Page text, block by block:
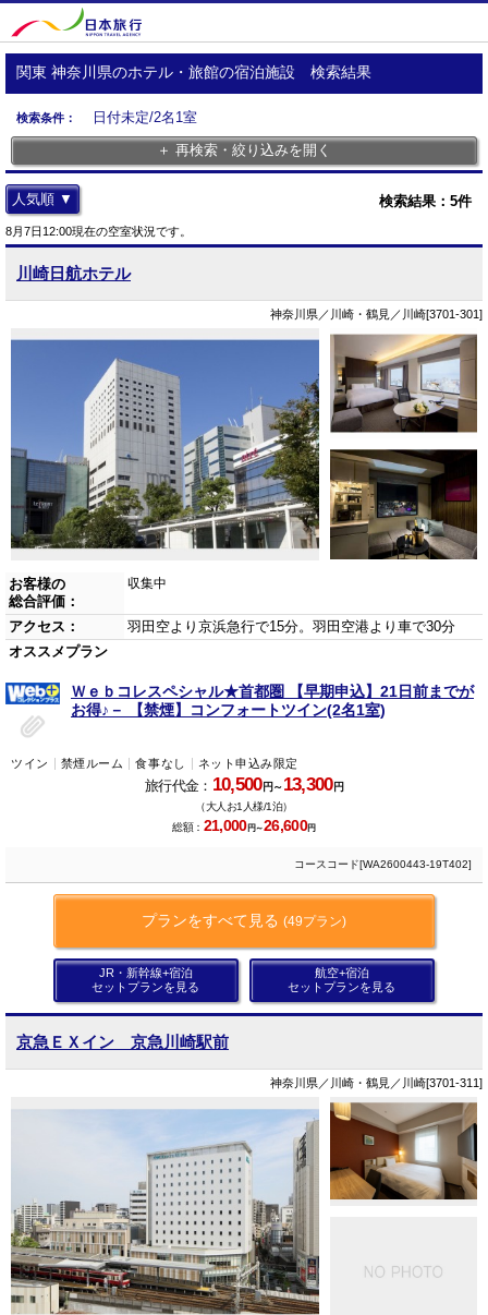
関東 神奈川県のホテル・旅館の宿泊施設 検索結果
検索条件：
日付未定/2名1室
＋ 再検索・絞り込みを開く
検索結果： 5件
人気順 ▼
8月7日12:00現在の空室状況です。
川崎日航ホテル
神奈川県／川崎・鶴見／川崎[3701-301]
お客様の
総合評価：
収集中
アクセス：
羽田空より京浜急行で15分。羽田空港より車で30分
オススメプラン
Ｗｅｂコレスペシャル★首都圏 【早期申込】21日前までが
お得♪－ 【禁煙】コンフォートツイン(2名1室)
ツイン 禁煙ルーム 食事なし ネット申込み限定
旅行代金： 10,500円～13,300円
（大人お1人様/1泊）
総額： 21,000円～26,600円
コースコード[WA2600443-19T402]
プランをすべて見る (49プラン)
JR・新幹線+宿泊
セットプランを見る
航空+宿泊
セットプランを見る
京急ＥＸイン 京急川崎駅前
神奈川県／川崎・鶴見／川崎[3701-311]